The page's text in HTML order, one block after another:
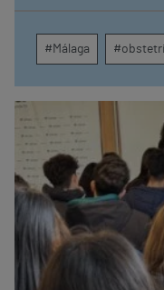
pueden dificultar
diarias con
#Málaga